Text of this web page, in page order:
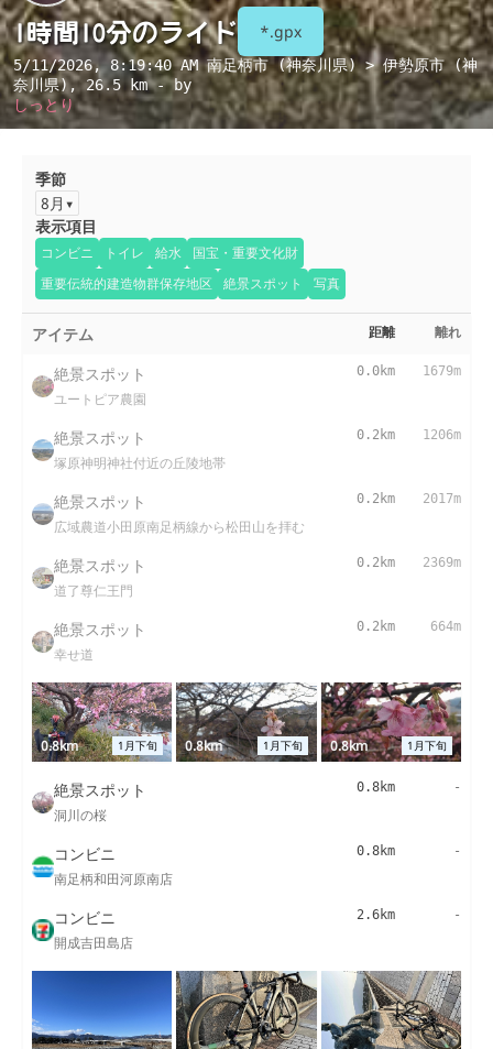
1時間10分のライド *.gpx
5/11/2026, 8:19:40 AM南足柄市 (神奈川県) > 伊勢原市 (神
奈川県), 26.5 km - by
しっとり
季節
8月
表示項目
コンビニ トイレ 給水
国宝・重要文化財
重要伝統的建造物群保存地区
絶景スポット 写真
アイテム 距離 離れ
絶景スポット
ユートピア農園
0.0km 1679m
絶景スポット
塚原神明神社付近の丘陵地帯
0.2km 1206m
絶景スポット
広域農道小田原南足柄線から松田山を拝む
0.2km 2017m
絶景スポット
道了尊仁王門
0.2km 2369m
絶景スポット
幸せ道
0.2km 664m
1月下旬
0.8km 1月下旬
0.8km 1月下旬
0.8km
絶景スポット
洞川の桜
0.8km -
コンビニ
南足柄和田河原南店
0.8km -
コンビニ
開成吉田島店
2.6km -